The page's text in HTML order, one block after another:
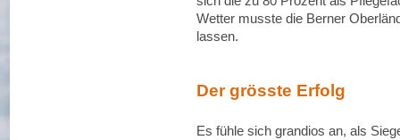
Wetter musste die Berner
lassen.
Der grösste Erfolg
Es fühle sich grandios an, als